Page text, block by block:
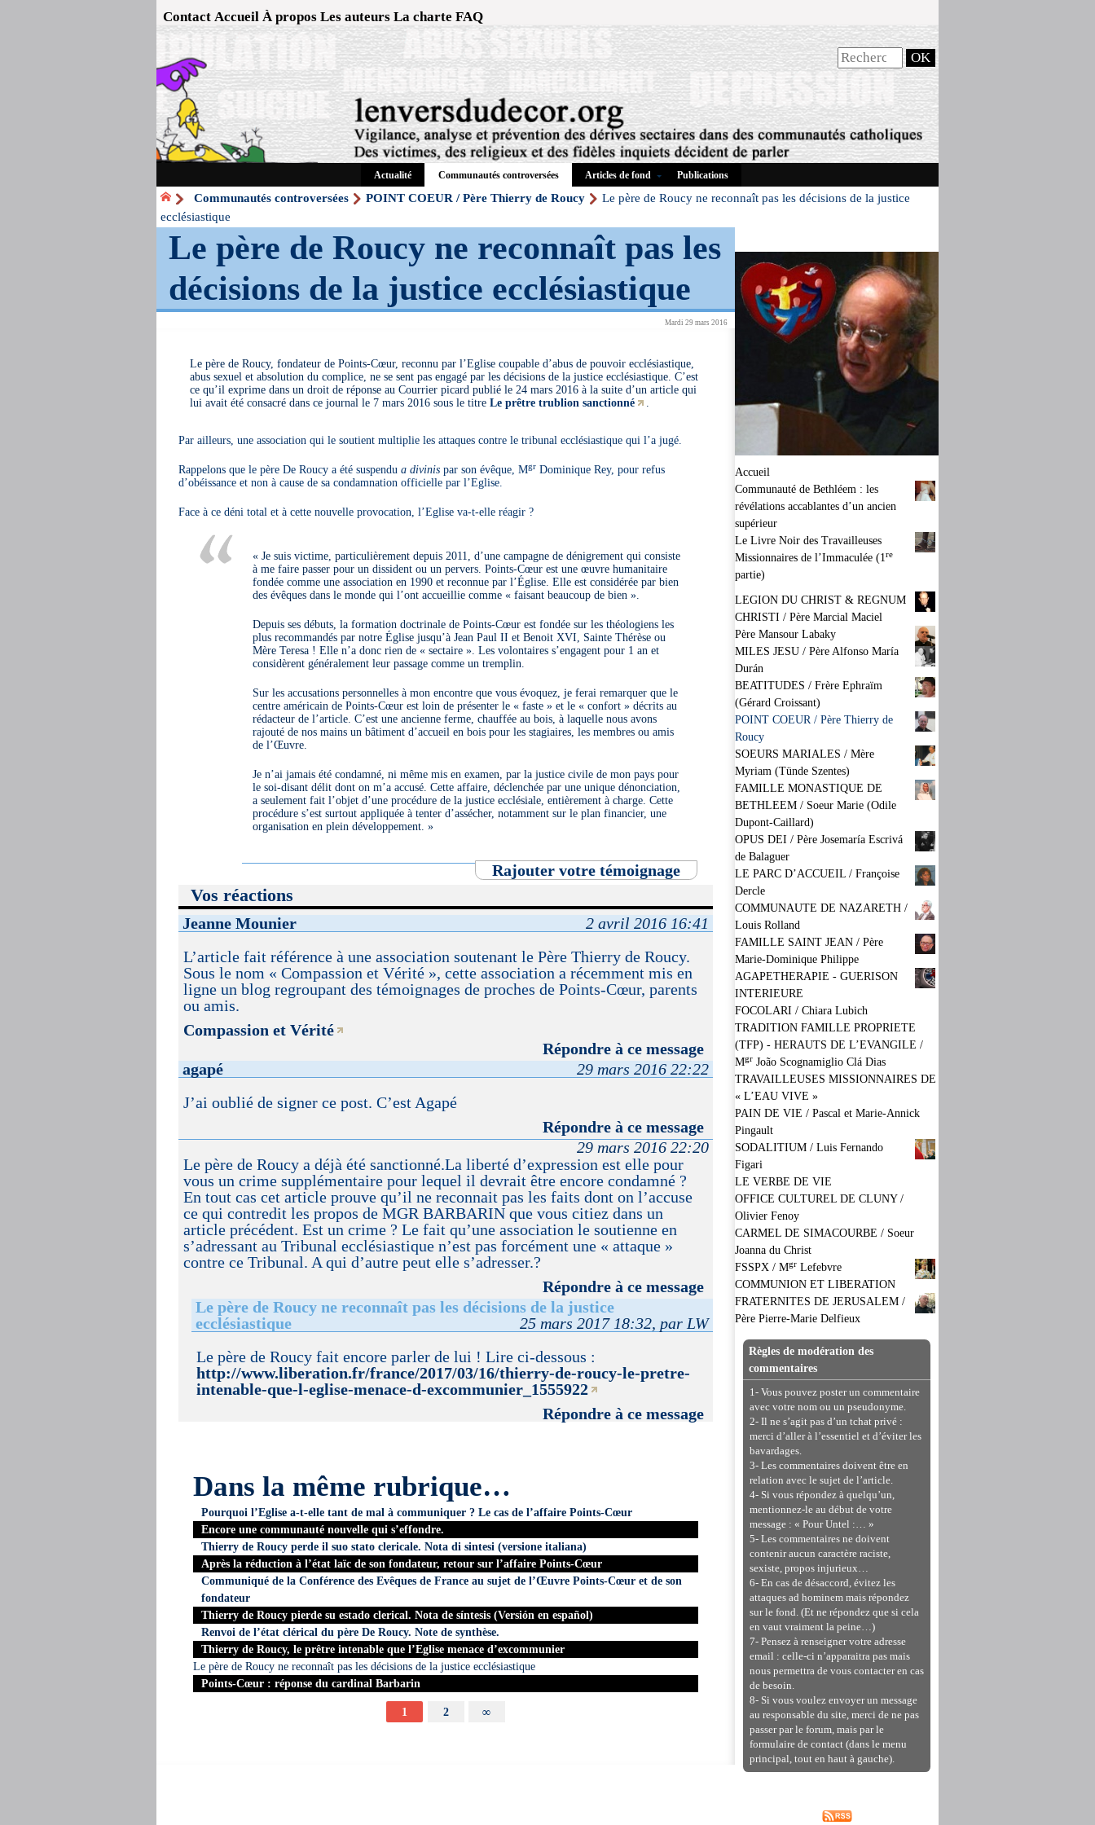
Contact Accueil À propos Les auteurs La charte FAQ
Actualité Communautés controversées Articles de fond Publications
Communautés controversées POINT COEUR / Père Thierry de Roucy
Le père de Roucy ne reconnaît pas les décisions de la justice
ecclésiastique
Le père de Roucy ne reconnaît pas les
décisions de la justice ecclésiastique
Mardi 29 mars 2016
Le père de Roucy, fondateur de Points-Cœur, reconnu par l’Eglise coupable d’abus de pouvoir ecclésiastique,
abus sexuel et absolution du complice, ne se sent pas engagé par les décisions de la justice ecclésiastique. C’est
ce qu’il exprime dans un droit de réponse au Courrier picard publié le 24 mars 2016 à la suite d’un article qui
lui avait été consacré dans ce journal le 7 mars 2016 sous le titre Le prêtre trublion sanctionné
Par ailleurs, une association qui le soutient multiplie les attaques contre le tribunal ecclésiastique qui l’a jugé.
Rappelons que le père De Roucy a été suspendu a divinispar son évêque, MgrDominique Rey, pour refus
d’obéissance et non à cause de sa condamnation officielle par l’Eglise.
Face à ce déni total et à cette nouvelle provocation, l’Eglise va-t-elle réagir ?
« Je suis victime, particulièrement depuis 2011, d’une campagne de dénigrement qui consiste
à me faire passer pour un dissident ou un pervers. Points-Cœur est une œuvre humanitaire
fondée comme une association en 1990 et reconnue par l’Église. Elle est considérée par bien
des évêques dans le monde qui l’ont accueillie comme « faisant beaucoup de bien ».
Depuis ses débuts, la formation doctrinale de Points-Cœur est fondée sur les théologiens les
plus recommandés par notre Église jusqu’à Jean Paul II et Benoit XVI, Sainte Thérèse ou
Mère Teresa ! Elle n’a donc rien de « sectaire ». Les volontaires s’engagent pour 1 an et
considèrent généralement leur passage comme un tremplin.
Sur les accusations personnelles à mon encontre que vous évoquez, je ferai remarquer que le
centre américain de Points-Cœur est loin de présenter le « faste » et le « confort » décrits au
rédacteur de l’article. C’est une ancienne ferme, chauffée au bois, à laquelle nous avons
rajouté de nos mains un bâtiment d’accueil en bois pour les stagiaires, les membres ou amis
de l’Œuvre.
Je n’ai jamais été condamné, ni même mis en examen, par la justice civile de mon pays pour
le soi-disant délit dont on m’a accusé. Cette affaire, déclenchée par une unique dénonciation,
a seulement fait l’objet d’une procédure de la justice ecclésiale, entièrement à charge. Cette
procédure s’est surtout appliquée à tenter d’assécher, notamment sur le plan financier, une
organisation en plein développement. »
Rajouter votre témoignage
Vos réactions
Jeanne Mounier
2 avril 2016 16:41
L’article fait référence à une association soutenant le Père Thierry de Roucy.
Sous le nom « Compassion et Vérité », cette association a récemment mis en
ligne un blog regroupant des témoignages de proches de Points-Cœur, parents
ou amis.
Compassion et Vérité
Répondre à ce message
agapé
29 mars 2016 22:22
J’ai oublié de signer ce post. C’est Agapé
Répondre à ce message
29 mars 2016 22:20
Le père de Roucy a déjà été sanctionné.La liberté d’expression est elle pour
vous un crime supplémentaire pour lequel il devrait être encore condamné ?
En tout cas cet article prouve qu’il ne reconnait pas les faits dont on l’accuse
ce qui contredit les propos de MGR BARBARIN que vous citiez dans un
article précédent. Est un crime ? Le fait qu’une association le soutienne en
s’adressant au Tribunal ecclésiastique n’est pas forcément une « attaque »
contre ce Tribunal. A qui d’autre peut elle s’adresser.?
Répondre à ce message
Le père de Roucy ne reconnaît pas les décisions de la justice
ecclésiastique
25 mars 2017 18:32, par LW
Le père de Roucy fait encore parler de lui ! Lire ci-dessous :
http://www.liberation.fr/france/2017/03/16/thierry-de-roucy-le-pretre-
intenable-que-l-eglise-menace-d-excommunier_1555922
Répondre à ce message
Dans la même rubrique…
Pourquoi l’Eglise a-t-elle tant de mal à communiquer ? Le cas de l’affaire Points-Cœur
Encore une communauté nouvelle qui s’effondre.
Thierry de Roucy perde il suo stato clericale. Nota di sintesi (versione italiana)
Après la réduction à l’état laïc de son fondateur, retour sur l’affaire Points-Cœur
Communiqué de la Conférence des Evêques de France au sujet de l’Œuvre Points-Cœur et de son
fondateur
Thierry de Roucy pierde su estado clerical. Nota de síntesis (Versión en español)
Renvoi de l’état clérical du père De Roucy. Note de synthèse.
Thierry de Roucy, le prêtre intenable que l’Eglise menace d’excommunier
Le père de Roucy ne reconnaît pas les décisions de la justice ecclésiastique
Points-Cœur : réponse du cardinal Barbarin
1 2 ∞
Accueil
Communauté de Bethléem : les
révélations accablantes d’un ancien
supérieur
Le Livre Noir des Travailleuses
Missionnaires de l’Immaculée (1re
partie)
LEGION DU CHRIST & REGNUM
CHRISTI / Père Marcial Maciel
Père Mansour Labaky
MILES JESU / Père Alfonso María
Durán
BEATITUDES / Frère Ephraïm
(Gérard Croissant)
POINT COEUR / Père Thierry de
Roucy
SOEURS MARIALES / Mère
Myriam (Tünde Szentes)
FAMILLE MONASTIQUE DE
BETHLEEM / Soeur Marie (Odile
Dupont-Caillard)
OPUS DEI / Père Josemaría Escrivá
de Balaguer
LE PARC D’ACCUEIL / Françoise
Dercle
COMMUNAUTE DE NAZARETH /
Louis Rolland
FAMILLE SAINT JEAN / Père
Marie-Dominique Philippe
AGAPETHERAPIE - GUERISON
INTERIEURE
FOCOLARI / Chiara Lubich
TRADITION FAMILLE PROPRIETE
(TFP) - HERAUTS DE L’EVANGILE /
Mgr João Scognamiglio Clá Dias
TRAVAILLEUSES MISSIONNAIRES DE
« L’EAU VIVE »
PAIN DE VIE / Pascal et Marie-Annick
Pingault
SODALITIUM / Luis Fernando
Figari
LE VERBE DE VIE
OFFICE CULTUREL DE CLUNY /
Olivier Fenoy
CARMEL DE SIMACOURBE / Soeur
Joanna du Christ
FSSPX / Mgr Lefebvre
COMMUNION ET LIBERATION
FRATERNITES DE JERUSALEM /
Père Pierre-Marie Delfieux
Règles de modération des
commentaires
1- Vous pouvez poster un commentaire
avec votre nom ou un pseudonyme.
2- Il ne s’agit pas d’un tchat privé :
merci d’aller à l’essentiel et d’éviter les
bavardages.
3- Les commentaires doivent être en
relation avec le sujet de l’article.
4- Si vous répondez à quelqu’un,
mentionnez-le au début de votre
message : « Pour Untel :… »
5- Les commentaires ne doivent
contenir aucun caractère raciste,
sexiste, propos injurieux…
6- En cas de désaccord, évitez les
attaques ad hominem mais répondez
sur le fond. (Et ne répondez que si cela
en vaut vraiment la peine…)
7- Pensez à renseigner votre adresse
email : celle-ci n’apparaitra pas mais
nous permettra de vous contacter en cas
de besoin.
8- Si vous voulez envoyer un message
au responsable du site, merci de ne pas
passer par le forum, mais par le
formulaire de contact (dans le menu
principal, tout en haut à gauche).